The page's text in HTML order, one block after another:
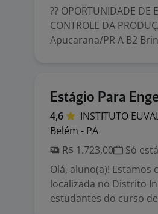
?? OPORTUNIDADE DE
CONTROLE DA
Apucarana/PR A B2
Estágio Para
4,6 INSTITUTO
Belém - PA
R$ 1.723,00
Só
Olá, aluno(a)!
localizada no Distrito
estudantes do curso de